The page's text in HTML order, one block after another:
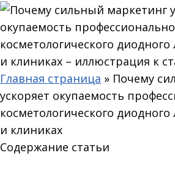
Главная страница » Почему
ускоряет окупаемость
косметологического диодного
и клиниках
Содержание статьи